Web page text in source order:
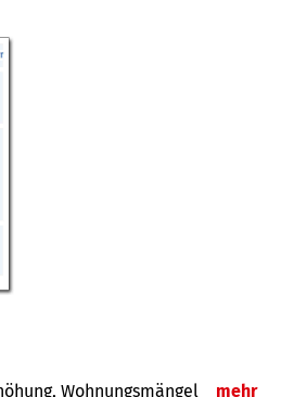
Wohnungsmängel mehr